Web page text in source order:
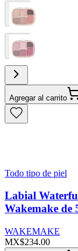
Agregar al carrito
Todo tipo de piel
Labial
Wakemake de
WAKEMAKE
MX$234.00